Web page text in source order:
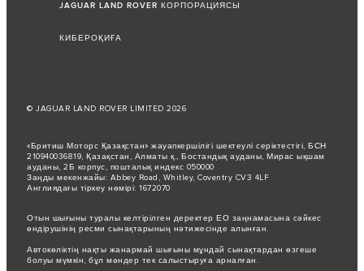
JAGUAR LAND ROVER КОРПОРАЦИЯСЫ
КИБЕРОҚИҒА
© JAGUAR LAND ROVER LIMITED 2026
«Бритиш Моторс Қазақстан» жауапкершілігі шектеулі серіктестігі, БСН
210940036819, Қазақстан, Алматы қ., Бостандық ауданы, Мирас ықшам
ауданы, 2Б корпус, пошталық индекс 050000
Заңды мекенжайы: Abbey Road, Whitley, Coventry CV3 4LF
Англиядағы тіркеу нөмірі: 1672070
Отын шығыны туралы келтірілген деректер ЕО заңнамасына сәйкес
өндірушінің ресми сынақтарының нәтижесінде алынған.
Автокөліктің нақты жанармай шығыны мұндай сынақтардан өзгеше
болуы мүмкін, бұл мәндер тек салыстыруға арналған.